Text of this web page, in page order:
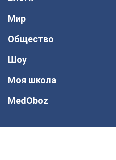
Мир
Общество
Шоу
Моя школа
MedOboz